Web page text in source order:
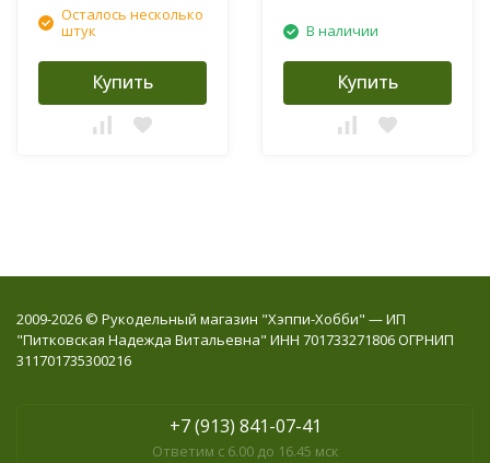
Осталось несколько
штук
Купить
В наличии
Купить
2009-2026 © Рукодельный магазин "Хэппи-Хобби" — ИП
"Питковская Надежда Витальевна" ИНН 701733271806 ОГРНИП
311701735300216
+7 (913) 841-07-41
Ответим с 6.00 до 16.45 мск